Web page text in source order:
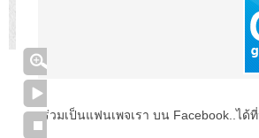
ร่วมเป็นแฟนเพจเรา บน Facebook..ได้